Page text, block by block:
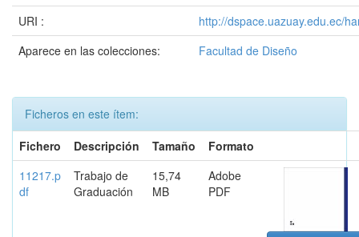
URI :
http://dspace.uazuay.edu.ec/
Aparece en las colecciones:
Facultad de Diseño
Ficheros en este ítem:
Fichero
Descripción Tamaño
Formato
11217.p
df
Trabajo de
Graduación
15,74
MB
Adobe
PDF